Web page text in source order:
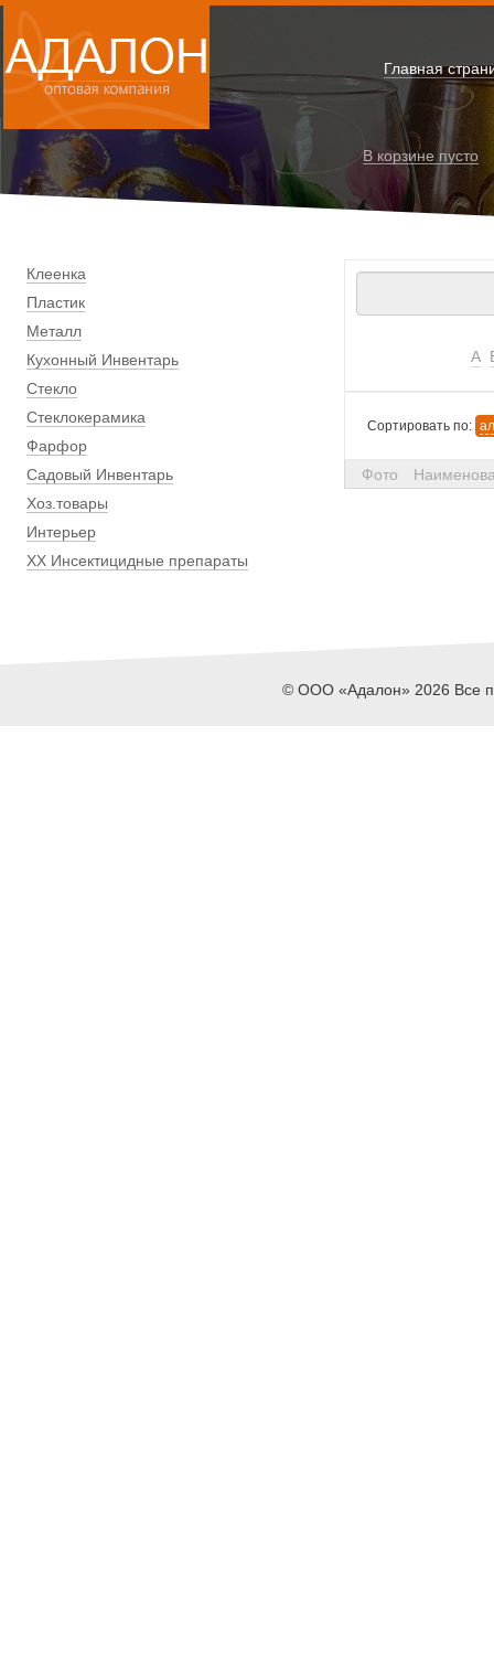
Главная
В корзине пусто
Клеенка
Пластик
Металл
Кухонный Инвентарь
Стекло
Стеклокерамика
Фарфор
Садовый Инвентарь
Хоз.товары
Интерьер
ХХ Инсектицидные препараты
А
Сортировать по:
Фото
© ООО «Адалон» 2026 Все